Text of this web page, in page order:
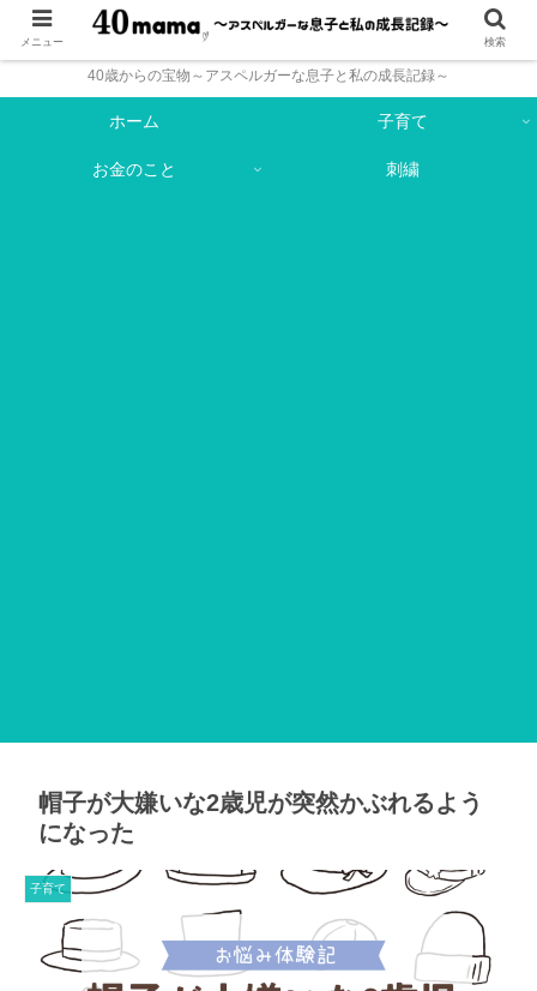
40歳からの宝物～アスペルガーな息子と私の成長記録～
ホーム 子育て
お金のこと 刺繍
帽子が大嫌いな2歳児が突然かぶれるよう
になった
子育て
メニュー 検索